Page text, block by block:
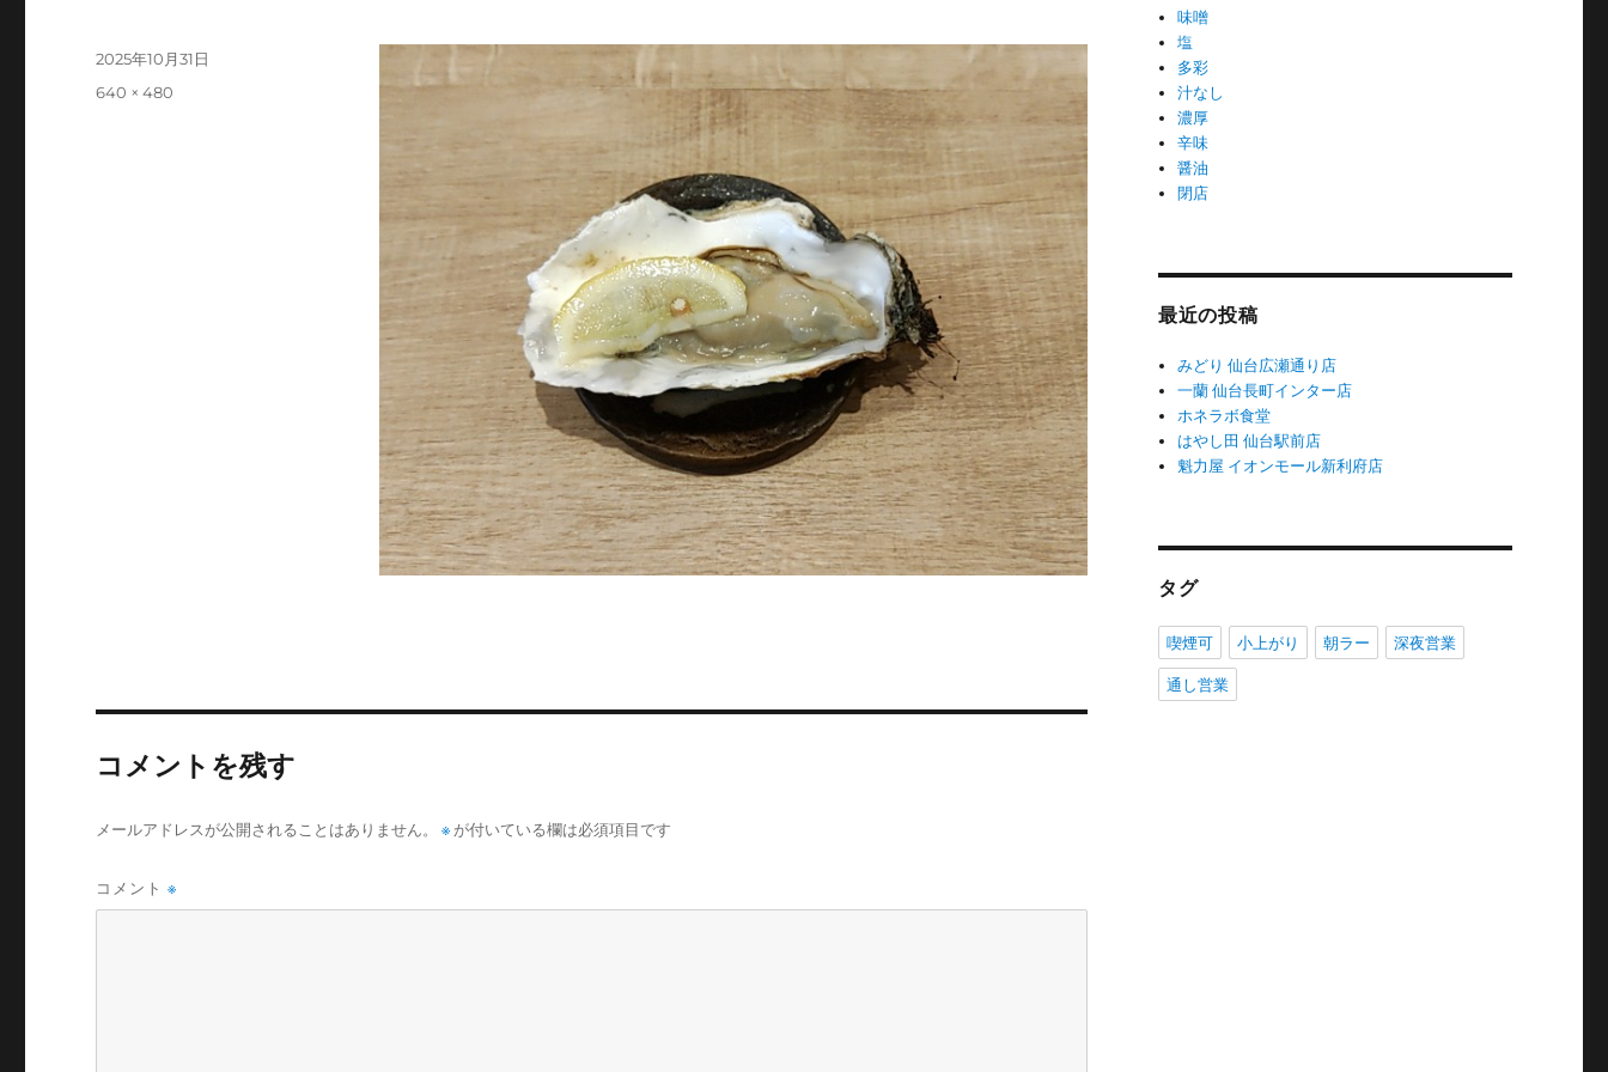
投
2025年10月31日
フ
640 × 480
コメントを残す
メールアドレスが公開されることはありません。 ※ が付いている欄は必須項目です
コメント※
味噌
塩
多彩
汁なし
濃厚
辛味
醤油
閉店
最近の投稿
みどり 仙台広瀬通り店
一蘭 仙台長町インター店
ホネラボ食堂
はやし田 仙台駅前店
魁力屋 イオンモール新利府店
タグ
喫煙可 小上がり 朝ラー 深夜営業
通し営業